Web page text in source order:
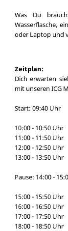
Was Du
Wasserflasche,
oder Laptop und
Zeitplan:
Dich erwarten
mit unseren ICG
Start: 09:40 Uhr
10:00 - 10:50 Uhr
11:00 - 11:50 Uhr
12:00 - 12:50 Uhr
13:00 - 13:50 Uhr
Pause: 14:00 -
15:00 - 15:50 Uhr
16:00 - 16:50 Uhr
17:00 - 17:50 Uhr
18:00 - 18:50 Uhr